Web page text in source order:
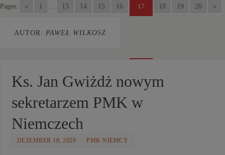
Pages: « 1 13 14 15 16 17 18 19 20 »
AUTOR: PAWEŁ WILKOSZ
Ks. Jan Gwiżdż nowym
sekretarzem PMK w
Niemczech
DEZEMBER 18, 2020 PMK NIEMCY